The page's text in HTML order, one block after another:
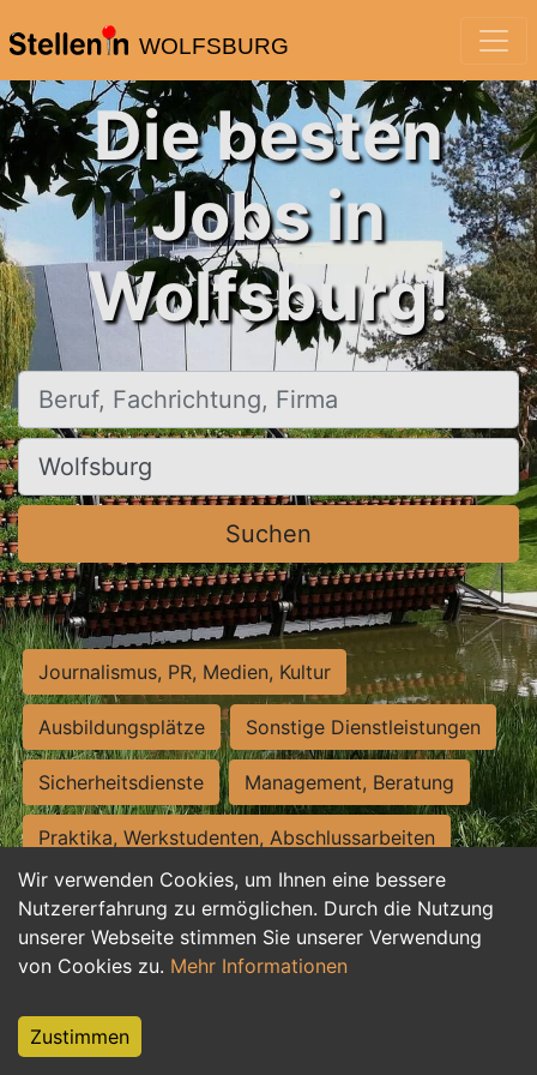
WOLFSBURG
Wir verwenden Cookies, um Ihnen eine bessere
Nutzererfahrung zu ermöglichen. Durch die Nutzung
unserer Webseite stimmen Sie unserer Verwendung
von Cookies zu. Mehr Informationen
Zustimmen
Die besten
Jobs in
Wolfsburg!
Beruf, Fachrichtung, Firma
Ort, Stadt
Suchen
Journalismus, PR, Medien, Kultur
Ausbildungsplätze Sonstige Dienstleistungen
Sicherheitsdienste Management, Beratung
Praktika, Werkstudenten, Abschlussarbeiten
Personalwesen Assistenz, Sekretariat
Hilfskräfte, Aushilfs- und Nebenjobs
Weiterbildung, Studium, duale Ausbildung